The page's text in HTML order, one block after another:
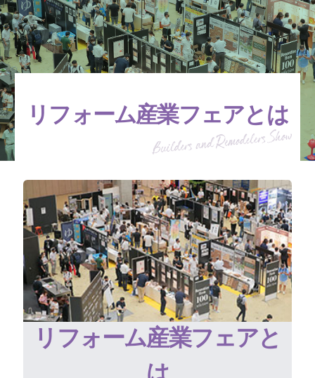
リフォーム産業フェアとは
リフォーム産業フェアと